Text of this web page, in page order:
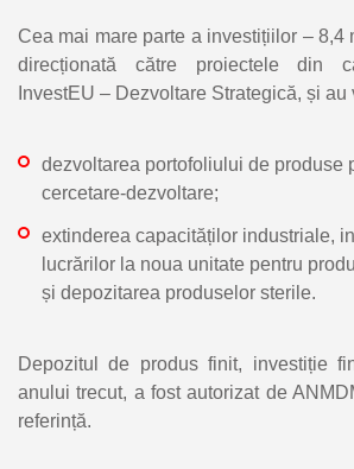
Cea mai mare parte a investițiilor – 8,4
direcționată către proiectele din
InvestEU – Dezvoltare Strategică, și au
dezvoltarea portofoliului de produse
cercetare-dezvoltare;
extinderea capacităților industriale,
lucrărilor la noua unitate pentru
și depozitarea produselor sterile.
Depozitul de produs finit, investiție
anului trecut, a fost autorizat de
referință.